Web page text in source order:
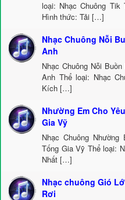
loại: Nhạc Chuông
Hình thức: Tải […]
Nhạc Chuông Nỗi
Anh
Nhạc Chuông Nỗi
Anh Thể loại: Nhạc
Kích […]
Nhường Em Cho
Gia Vỹ
Nhạc Chuông
Tống Gia Vỹ Thể loại:
Nhất […]
Nhạc chuông Gió
Rơi